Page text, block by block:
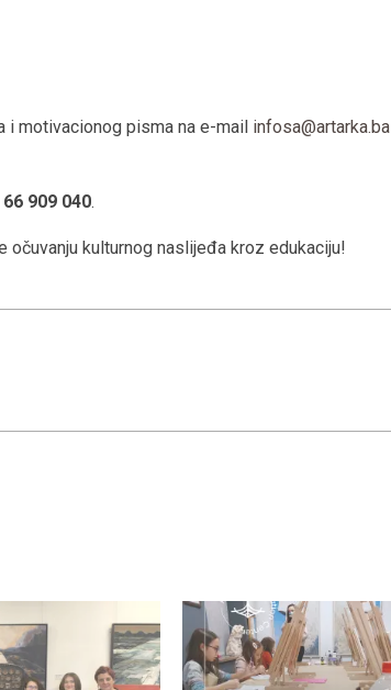
i motivacionog pisma na e-mail infosa@artarka.ba
909 040.
kulturnog naslijeđa kroz edukaciju!